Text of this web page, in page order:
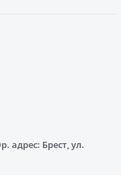
адрес: Брест, ул.